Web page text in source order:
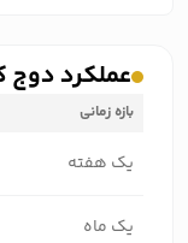
عملکرد دوج
بازه زمانی
یک هفته
یک ماه